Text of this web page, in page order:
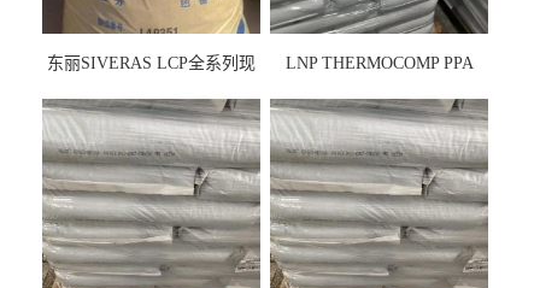
东丽SIVERAS LCP全系列现
LNP THERMOCOMP PPA